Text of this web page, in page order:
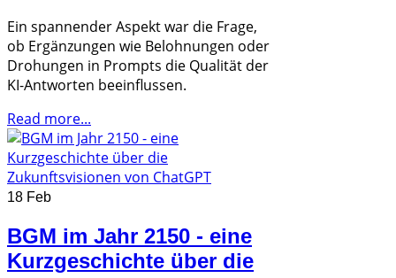
Ein spannender Aspekt war die Frage,
ob Ergänzungen wie Belohnungen oder
Drohungen in Prompts die Qualität der
KI-Antworten beeinflussen.
Read more...
18 Feb
BGM im Jahr 2150 - eine
Kurzgeschichte über die